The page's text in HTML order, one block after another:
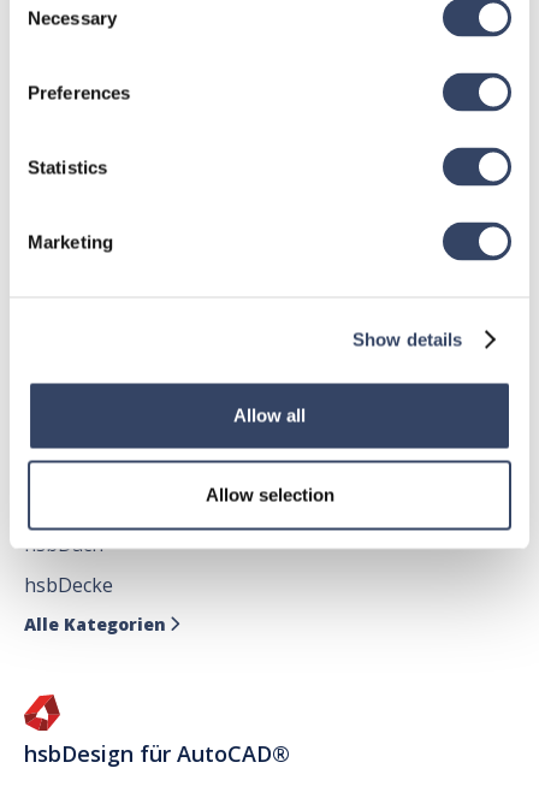
Selection
Necessary
Preferences
Statistics
Marketing
Show details
Allow all
Allow selection
hsbDesign für Revit®
hsbDach
hsbDecke
Alle Kategorien 
hsbDesign für AutoCAD®